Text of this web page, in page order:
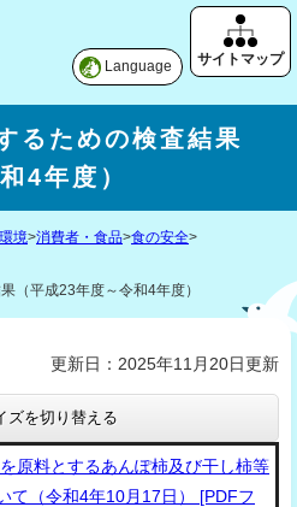
Language
るための検査結果
4年度）
境>消費者・食品>食の安全>
（平成23年度～令和4年度）
更新日：2025年11月20日更新
ズを切り替える
原料とするあんぽ柿及び干し柿等
て（令和4年10月17日） [PDFフ